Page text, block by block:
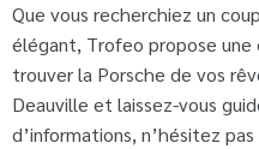
Que vous recherchiez un
élégant, Trofeo propose une
trouver la Porsche de vos
Deauville et laissez-vous
d’informations, n’hésitez